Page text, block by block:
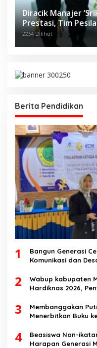
Diracik Manajer
Prestasi, Tim
Diajang Kejurnas
2234 Dilihat
Berita Pendidikan
1
Bangun Generasi
Komunikasi dan
Speech di SMK
2
Wabup kabupaten
Hardiknas 2026,
3
Membanggakan
Menerbitkan Buku
4
Beasiswa Non-
Harapan Generasi